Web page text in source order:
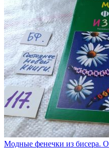
Модные фенечки из бисера.